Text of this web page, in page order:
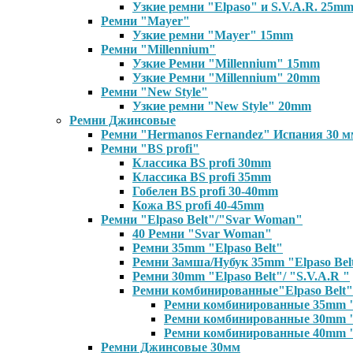
Узкие ремни "Elpaso" и S.V.A.R. 25mm
Ремни "Mayer"
Узкие ремни "Mayer" 15mm
Ремни "Millennium"
Узкие Ремни "Millennium" 15mm
Узкие Ремни "Millennium" 20mm
Ремни "New Style"
Узкие ремни "New Style" 20mm
Ремни Джинсовые
Ремни "Hermanos Fernandez" Испания 30
Ремни "BS profi"
Классика BS profi 30mm
Классика BS profi 35mm
Гобелен BS profi 30-40mm
Кожа BS profi 40-45mm
Ремни "Elpaso Belt"/"Svar Woman"
40 Ремни "Svar Woman"
Ремни 35mm "Elpaso Belt"
Ремни Замша/Нубук 35mm "Elpaso
Ремни 30mm "Elpaso Belt"/ "S.V.A.R "
Ремни комбинированные"Elpaso Belt"
Ремни комбинированные 35mm
Ремни комбинированные 30mm
Ремни комбинированные 40mm
Ремни Джинсовые 30мм